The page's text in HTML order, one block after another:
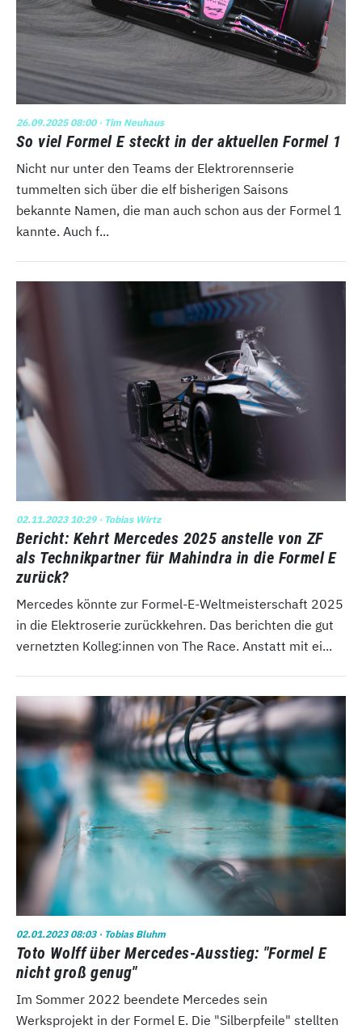
26.09.2025 08:00· Tim Neuhaus
So viel Formel E steckt in der aktuellen Formel 1
Nicht nur unter den Teams der Elektrorennserie
tummelten sich über die elf bisherigen Saisons
bekannte Namen, die man auch schon aus der Formel 1
kannte. Auch f...
02.11.2023 10:29· Tobias Wirtz
Bericht: Kehrt Mercedes 2025 anstelle von ZF
als Technikpartner für Mahindra in die Formel E
zurück?
Mercedes könnte zur Formel-E-Weltmeisterschaft 2025
in die Elektroserie zurückkehren. Das berichten die gut
vernetzten Kolleg:innen von The Race. Anstatt mit ei...
02.01.2023 08:03· Tobias Bluhm
Toto Wolff über Mercedes-Ausstieg: "Formel E
nicht groß genug"
Im Sommer 2022 beendete Mercedes sein
Werksprojekt in der Formel E. Die "Silberpfeile" stellten